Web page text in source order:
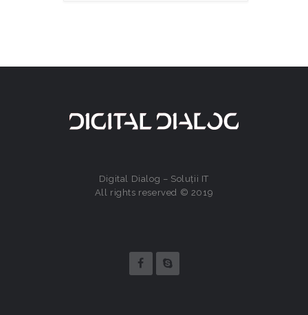
Digital Dialog – Soluții IT
All rights reserved © 2019